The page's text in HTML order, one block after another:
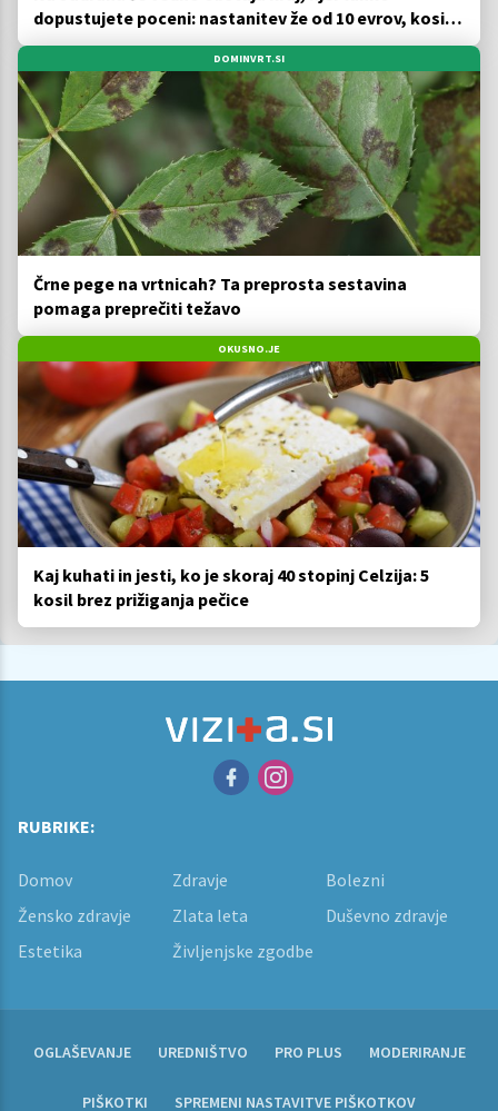
dopustujete poceni: nastanitev že od 10 evrov, kosilo
za pet evrov
DOMINVRT.SI
Črne pege na vrtnicah? Ta preprosta sestavina
pomaga preprečiti težavo
OKUSNO.JE
Kaj kuhati in jesti, ko je skoraj 40 stopinj Celzija: 5
kosil brez prižiganja pečice
RUBRIKE:
Domov Zdravje
Bolezni
Žensko zdravje
Zlata leta
Duševno zdravje
Estetika
Življenjske zgodbe
OGLAŠEVANJE UREDNIŠTVO PRO PLUS MODERIRANJE
PIŠKOTKI SPREMENI NASTAVITVE PIŠKOTKOV